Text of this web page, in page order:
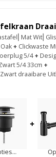
+ Clickwaste
5/4 +
5/4 33cm +
draaibare
+